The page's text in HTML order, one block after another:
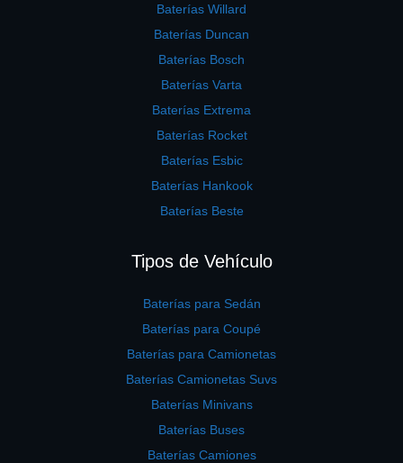
Baterías Willard
Baterías Duncan
Baterías Bosch
Baterías Varta
Baterías Extrema
Baterías Rocket
Baterías Esbic
Baterías Hankook
Baterías Beste
Tipos de Vehículo
Baterías para Sedán
Baterías para Coupé
Baterías para Camionetas
Baterías Camionetas Suvs
Baterías Minivans
Baterías Buses
Baterías Camiones